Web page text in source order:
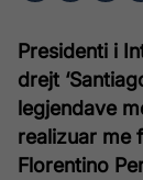
Presidenti i
drejt
legjendave
realizuar me
Florentino